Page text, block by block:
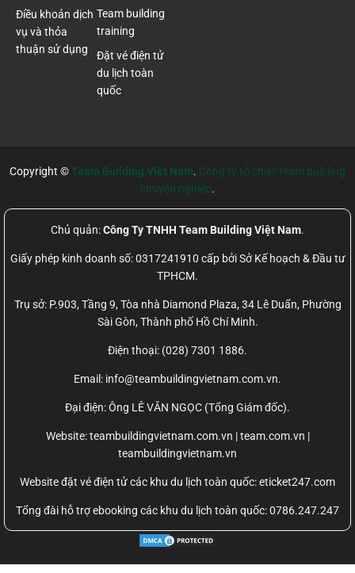
Điều khoản dịch
vụ và thỏa
thuận sử dụng
Team building
training
Đặt vé điện tử
du lịch toàn
quốc
Copyright ©Team Building Việt Nam. Công ty tổ chức team building
chuyên nghiệp.
Chủ quản:Công Ty TNHH Team Building Việt Nam.
Giấy phép kinh doanh số: 0317241910 cấp bởi Sở Kế hoạch & Đầu tư
TPHCM.
Trụ sở: P.903, Tầng 9, Tòa nhà Diamond Plaza, 34 Lê Duẩn, Phường
Sài Gòn, Thành phố Hồ Chí Minh.
Điện thoại: (028) 7301 1886.
Email: info@teambuildingvietnam.com.vn.
Đại điện: Ông LÊ VĂN NGỌC (Tổng Giám đốc).
Website:teambuildingvietnam.com.vn | team.com.vn |
teambuildingvietnam.vn
Website đặt vé điện tử các khu du lịch toàn quốc: eticket247.com
Tổng đài hỗ trợ ebooking các khu du lịch toàn quốc: 0786.247.247